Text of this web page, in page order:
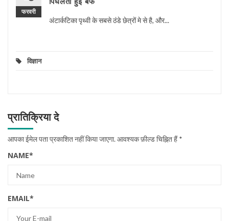
फरवरी
अंटार्कटिका पृथ्वी के सबसे ठंडे छेत्रों मे से है, और...
विज्ञान
प्रातिक्रिया दे
आपका ईमेल पता प्रकाशित नहीं किया जाएगा.आवश्यक फ़ील्ड चिह्नित हैं*
NAME*
EMAIL*